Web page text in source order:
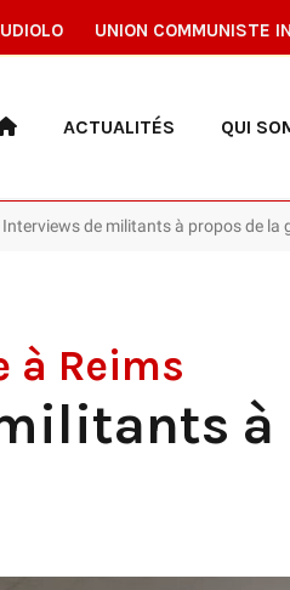
UNION COMMUNISTE
ACTUALITÉS QUI
de militants à propos de la
à Reims
à